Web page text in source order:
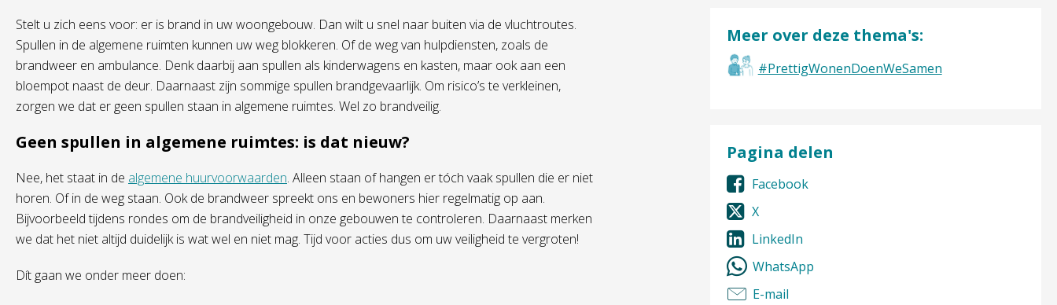
Stelt u zich eens voor: er is brand in uw woongebouw. Dan wilt u snel naar buiten via de vluchtroutes.
Spullen in de algemene ruimten kunnen uw weg blokkeren. Of de weg van hulpdiensten, zoals de
brandweer en ambulance. Denk daarbij aan spullen als kinderwagens en kasten, maar ook aan een
bloempot naast de deur. Daarnaast zijn sommige spullen brandgevaarlijk. Om risico’s te verkleinen,
zorgen we dat er geen spullen staan in algemene ruimtes. Wel zo brandveilig.
Geen spullen in algemene ruimtes: is dat nieuw?
Nee, het staat in de algemene huurvoorwaarden. Alleen staan of hangen er tóch vaak spullen die er niet
horen. Of in de weg staan. Ook de brandweer spreekt ons en bewoners hier regelmatig op aan.
Bijvoorbeeld tijdens rondes om de brandveiligheid in onze gebouwen te controleren. Daarnaast merken
we dat het niet altijd duidelijk is wat wel en niet mag. Tijd voor acties dus om uw veiligheid te vergroten!
Dít gaan we onder meer doen:
Meer over deze thema's:
#PrettigWonenDoenWeSamen
Pagina delen
Facebook
X
LinkedIn
WhatsApp
E-mail